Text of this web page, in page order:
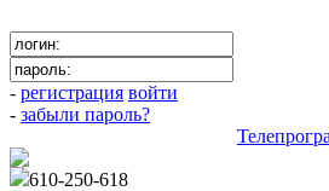
- регистрация войти
- забыли пароль?
610-250-618